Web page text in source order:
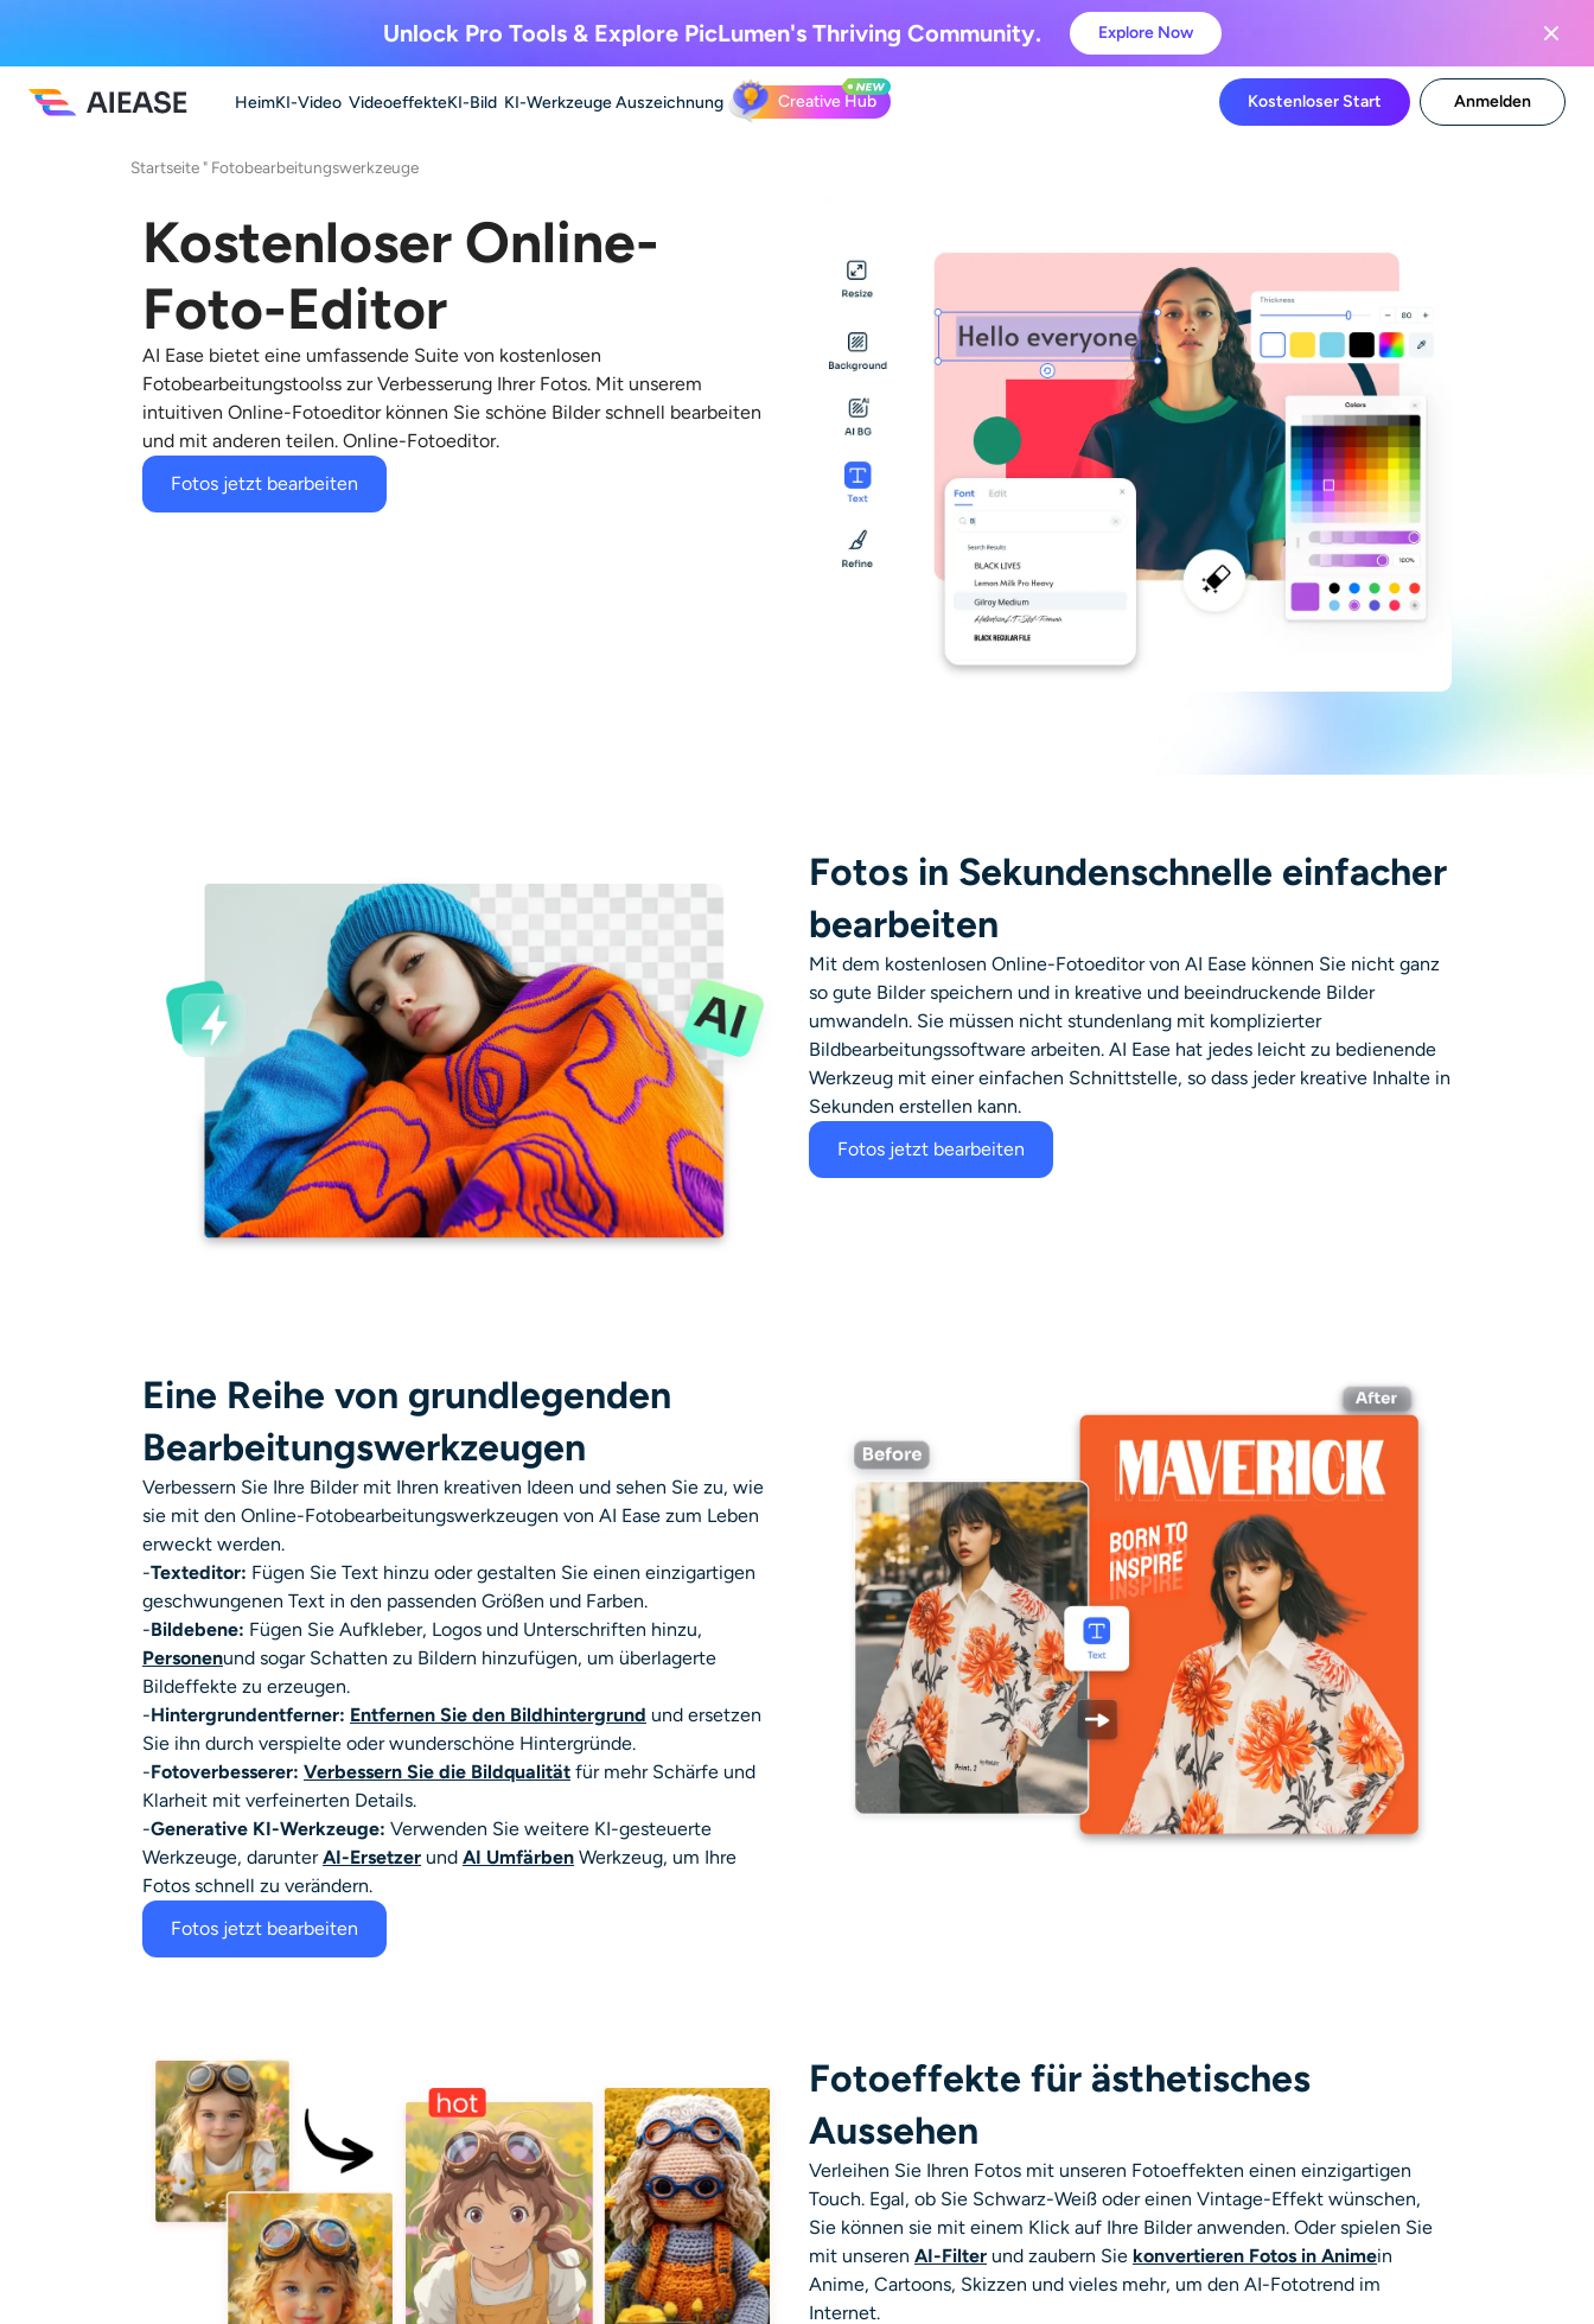
Unlock Pro Tools & ExplorePicLumen's Thriving Community. Explore Now
HeimKI-Video VideoeffekteKI-Bild KI-WerkzeugeAuszeichnung Creative Hub Kostenloser Start Anmelden
Startseite " Fotobearbeitungswerkzeuge
Kostenloser Online-
Foto-Editor
AI Ease bietet eine umfassende Suite von kostenlosen
Fotobearbeitungstoolss zur Verbesserung Ihrer Fotos. Mit unserem
intuitiven Online-Fotoeditor können Sie schöne Bilder schnell bearbeiten
und mit anderen teilen. Online-Fotoeditor.
Fotos jetzt bearbeiten
Fotos in Sekundenschnelle einfacher
bearbeiten
Mit dem kostenlosen Online-Fotoeditor von AI Ease können Sie nicht ganz
so gute Bilder speichern und in kreative und beeindruckende Bilder
umwandeln. Sie müssen nicht stundenlang mit komplizierter
Bildbearbeitungssoftware arbeiten. AI Ease hat jedes leicht zu bedienende
Werkzeug mit einer einfachen Schnittstelle, so dass jeder kreative Inhalte in
Sekunden erstellen kann.
Fotos jetzt bearbeiten
Eine Reihe von grundlegenden
Bearbeitungswerkzeugen
Verbessern Sie Ihre Bilder mit Ihren kreativen Ideen und sehen Sie zu, wie
sie mit den Online-Fotobearbeitungswerkzeugen von AI Ease zum Leben
erweckt werden.
-Texteditor: Fügen Sie Text hinzu oder gestalten Sie einen einzigartigen
geschwungenen Text in den passenden Größen und Farben.
-Bildebene: Fügen Sie Aufkleber, Logos und Unterschriften hinzu,
Personenund sogar Schatten zu Bildern hinzufügen, um überlagerte
Bildeffekte zu erzeugen.
-Hintergrundentferner: Entfernen Sie den Bildhintergrund und ersetzen
Sie ihn durch verspielte oder wunderschöne Hintergründe.
-Fotoverbesserer: Verbessern Sie die Bildqualität für mehr Schärfe und
Klarheit mit verfeinerten Details.
-Generative KI-Werkzeuge: Verwenden Sie weitere KI-gesteuerte
Werkzeuge, darunterAI-Ersetzer und AI Umfärben Werkzeug, um Ihre
Fotos schnell zu verändern.
Fotos jetzt bearbeiten
Fotoeffekte für ästhetisches
Aussehen
Verleihen Sie Ihren Fotos mit unseren Fotoeffekten einen einzigartigen
Touch. Egal, ob Sie Schwarz-Weiß oder einen Vintage-Effekt wünschen,
Sie können sie mit einem Klick auf Ihre Bilder anwenden. Oder spielen Sie
mit unseren AI-Filter und zaubern Sie konvertieren Fotos in Animein
Anime, Cartoons, Skizzen und vieles mehr, um den AI-Fototrend im
Internet.